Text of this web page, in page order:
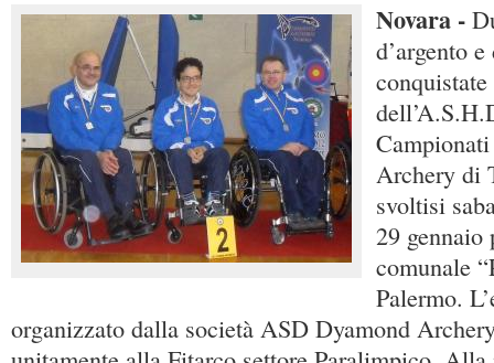
Novara -
d’argento
Archery di
svoltisi
29 gennaio
comunale
Palermo.
organizzato dalla società ASD Dyamond